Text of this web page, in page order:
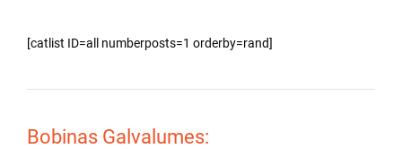
[catlist ID=all numberposts=1 orderby=rand]
Bobinas Galvalumes: